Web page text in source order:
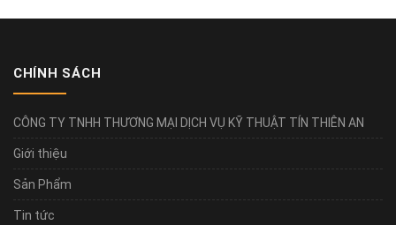
CHÍNH SÁCH
CÔNG TY TNHH THƯƠNG MẠI DỊCH VỤ KỸ THUẬT TÍN THIÊN AN
Giới thiệu
Sản Phẩm
Tin tức